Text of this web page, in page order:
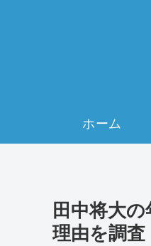
ホーム
田中将大
理由を調査